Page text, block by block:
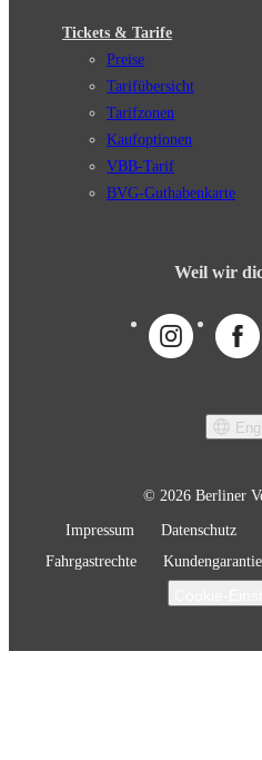
Tickets & Tarife
Preise
Tarifübersicht
Tarifzonen
Kaufoptionen
VBB-Tarif
BVG-Guthabenkarte
Weil wir
© 2026 Berliner
Impressum Datenschutz
Fahrgastrechte
Kundengarantie